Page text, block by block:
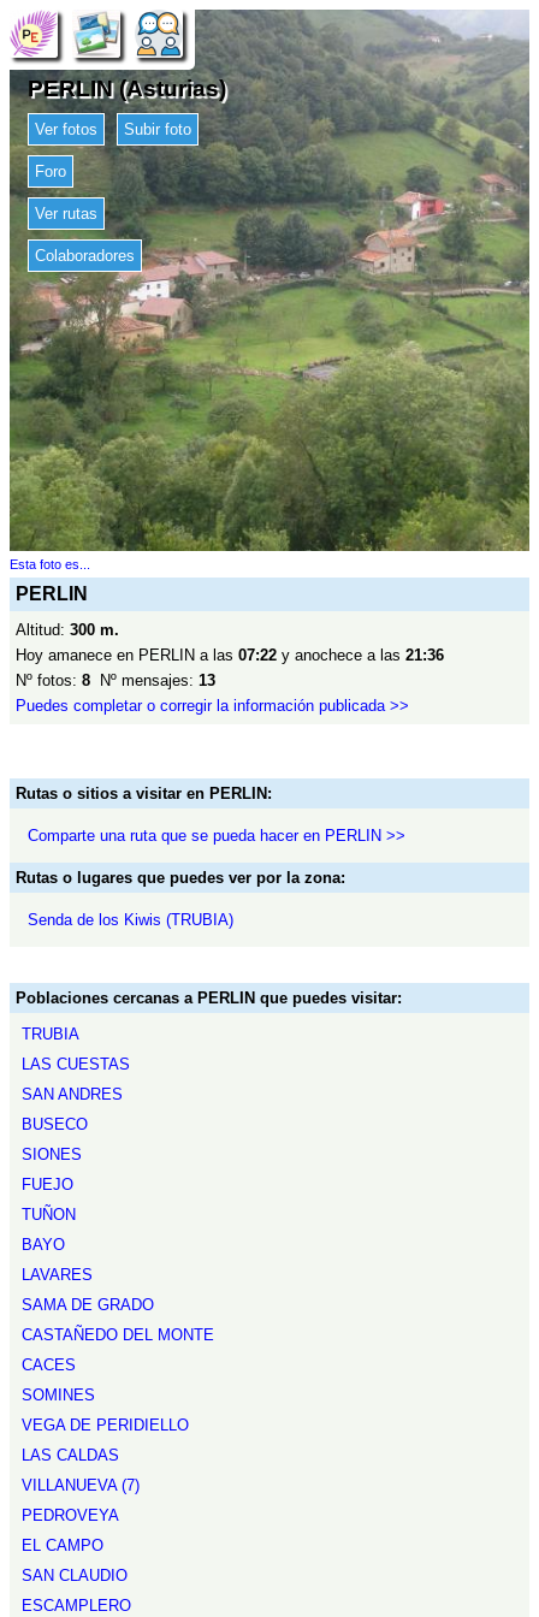
PERLIN (Asturias)
Ver fotos Subir foto
Foro
Ver rutas
Colaboradores
Esta foto es...
PERLIN
Altitud: 300 m.
Hoy amanece en PERLIN a las 07:22 y anochece a las 21:36
Nº fotos: 8 Nº mensajes: 13
Puedes completar o corregir la información publicada >>
Rutas o sitios a visitar en PERLIN:
Comparte una ruta que se pueda hacer en PERLIN >>
Rutas o lugares que puedes ver por la zona:
Senda de los Kiwis (TRUBIA)
Poblaciones cercanas a PERLIN que puedes visitar:
TRUBIA
LAS CUESTAS
SAN ANDRES
BUSECO
SIONES
FUEJO
TUÑON
BAYO
LAVARES
SAMA DE GRADO
CASTAÑEDO DEL MONTE
CACES
SOMINES
VEGA DE PERIDIELLO
LAS CALDAS
VILLANUEVA (7)
PEDROVEYA
EL CAMPO
SAN CLAUDIO
ESCAMPLERO